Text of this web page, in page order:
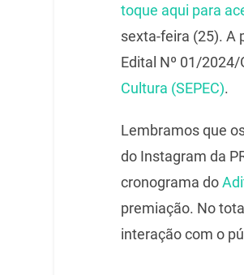
toque aqui para
sexta-feira (25). A
Edital Nº 01/2024/
Cultura (SEPEC).
Lembramos que
do Instagram da
cronograma do
premiação. No
interação com o